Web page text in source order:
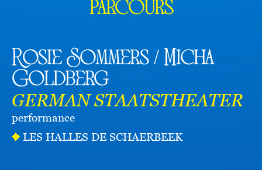
parcours
Rosie Sommers / Micha
Goldberg
GERMAN STAATSTHEATER
performance
LES HALLES DE SCHAERBEEK